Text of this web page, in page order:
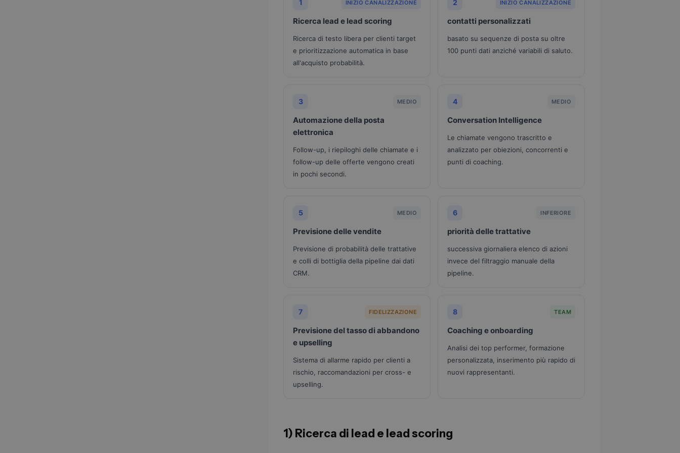
1 INIZIO CANALIZZAZIONE
Ricerca lead e lead scoring
Ricerca di testo libera per clienti target
e prioritizzazione automatica in base
all'acquisto probabilità.
2 INIZIO CANALIZZAZIONE
contatti personalizzati
basato su sequenze di posta su oltre
100 punti dati anziché variabili di saluto.
3 MEDIO
Automazione della posta
elettronica
Follow-up, i riepiloghi delle chiamate e i
follow-up delle offerte vengono creati
in pochi secondi.
4 MEDIO
Conversation Intelligence
Le chiamate vengono trascritto e
analizzato per obiezioni, concorrenti e
punti di coaching.
5 MEDIO
Previsione delle vendite
Previsione di probabilità delle trattative
e colli di bottiglia della pipeline dai dati
CRM.
6 INFERIORE
priorità delle trattative
successiva giornaliera elenco di azioni
invece del filtraggio manuale della
pipeline.
7 FIDELIZZAZIONE
Previsione del tasso di abbandono
e upselling
Sistema di allarme rapido per clienti a
rischio, raccomandazioni per cross- e
upselling.
8 TEAM
Coaching e onboarding
Analisi dei top performer, formazione
personalizzata, inserimento più rapido di
nuovi rappresentanti.
1) Ricerca di lead e lead scoring